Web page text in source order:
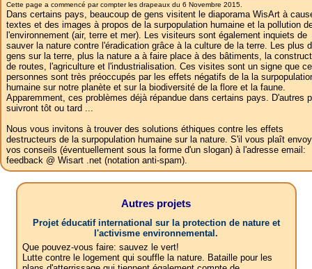
Cette page a commencé par compter les drapeaux du 6 Novembre 2015.
Dans certains pays, beaucoup de gens visitent le diaporama WisArt à
textes et des images à propos de la surpopulation humaine et la pollution
l'environnement (air, terre et mer). Les visiteurs sont également inquiets de
sauver la nature contre l'éradication grâce à la culture de la terre. Les plus
gens sur la terre, plus la nature a à faire place à des bâtiments, la
de routes, l'agriculture et l'industrialisation. Ces visites sont un signe que
personnes sont très préoccupés par les effets négatifs de la la
humaine sur notre planète et sur la biodiversité de la flore et la faune.
Apparemment, ces problèmes déjà répandue dans certains pays. D'autres
suivront tôt ou tard ...
Nous vous invitons à trouver des solutions éthiques contre les effets
destructeurs de la surpopulation humaine sur la nature. S'il vous plaît
vos conseils (éventuellement sous la forme d'un slogan) à l'adresse email:
feedback @ Wisart .net (notation anti-spam).
Autres projets
Projet éducatif international sur la protection de nature et
l'activisme environnemental.
Que pouvez-vous faire: sauvez le vert!
Lutte contre le logement qui souffle la nature. Bataille pour les